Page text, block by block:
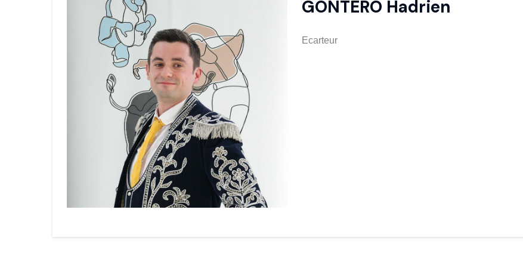
GONTERO Hadrien
Ecarteur